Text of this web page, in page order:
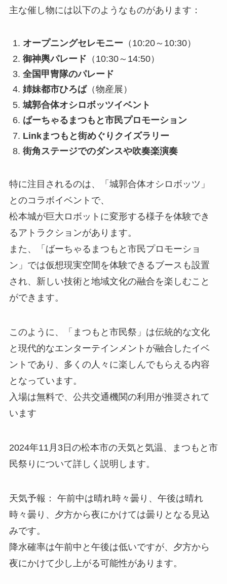
主な催し物には以下のようなものがあります：
オープニングセレモニー （10:20～10:30）
御神輿パレード （10:30～14:50）
全国甲冑隊のパレード
姉妹都市ひろば（物産展）
城郭合体オシロボッツイベント
ばーちゃるまつもと市民プロモーション
Linkまつもと街めぐりクイズラリー
街角ステージでのダンスや吹奏楽演奏
特に注目されるのは、「城郭合体オシロボッツ」
とのコラボイベントで、
松本城が巨大ロボットに変形する様子を体験でき
るアトラクションがあります。
また、「ばーちゃるまつもと市民プロモーショ
ン」では仮想現実空間を体験できるブースも設置
され、新しい技術と地域文化の融合を楽しむこと
ができます。
このように、「まつもと市民祭」は伝統的な文化
と現代的なエンターテインメントが融合したイベ
ントであり、多くの人々に楽しんでもらえる内容
となっています。
入場は無料で、公共交通機関の利用が推奨されて
います
2024年11月3日の松本市の天気と気温、まつもと市
民祭りについて詳しく説明します。
天気予報： 午前中は晴れ時々曇り、午後は晴れ
時々曇り、夕方から夜にかけては曇りとなる見込
みです。
降水確率は午前中と午後は低いですが、夕方から
夜にかけて少し上がる可能性があります。